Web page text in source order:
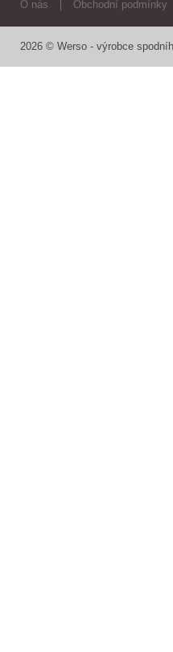
O nás Obchodní podmínky
2026 © Werso - výrobce